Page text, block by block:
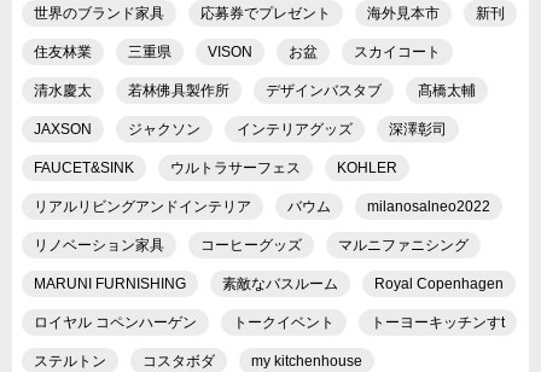
世界のブランド家具 応募券でプレゼント 海外見本市 新刊
住友林業 三重県 VISON お盆 スカイコート
清水慶太 若林佛具製作所 デザインバスタブ 髙橋太輔
JAXSON ジャクソン インテリアグッズ 深澤彰司
FAUCET&SINK ウルトラサーフェス KOHLER
リアルリビングアンドインテリア バウム milanosalneo2022
リノベーション家具 コーヒーグッズ マルニファニシング
MARUNI FURNISHING 素敵なバスルーム Royal Copenhagen
ロイヤル コペンハーゲン トークイベント トーヨーキッチンすt
ステルトン コスタボダ my kitchenhouse